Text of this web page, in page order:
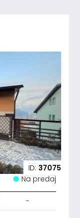
ID: 37075
Na predaj
-